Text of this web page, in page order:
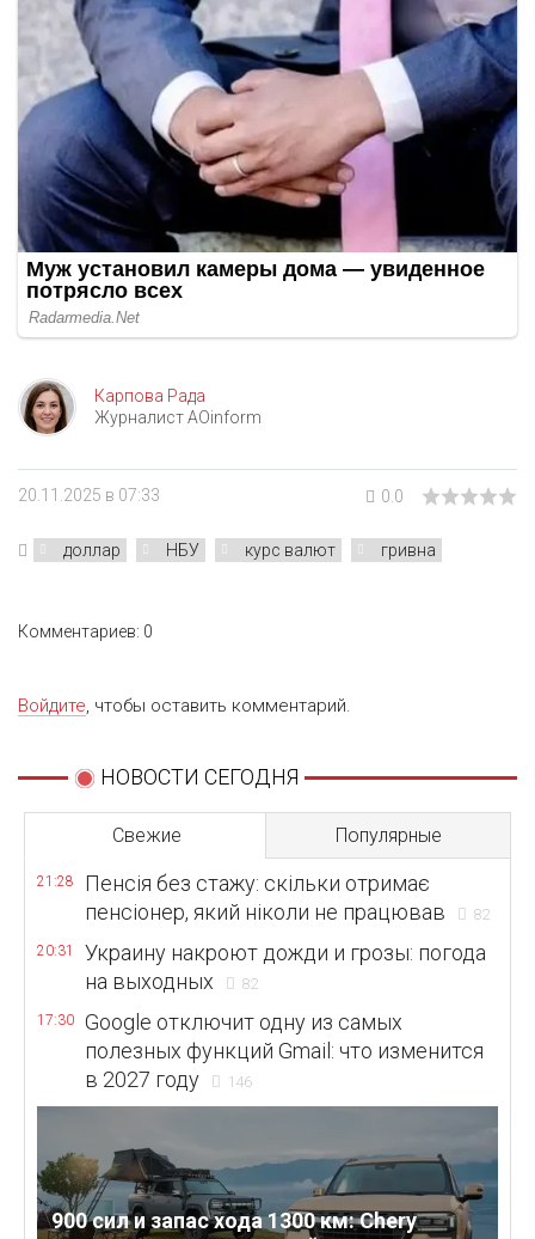
Карпова Рада
Журналист AOinform
20.11.2025 в 07:33 0.0
доллар НБУ курс валют гривна
Комментариев: 0
Войдите, чтобы оставить комментарий.
НОВОСТИ СЕГОДНЯ
Свежие Популярные
21:28
Пенсія без стажу: скільки отримає
пенсіонер, який ніколи не працював
82
20:31
Украину накроют дожди и грозы: погода
на выходных
82
17:30
Google отключит одну из самых
полезных функций Gmail: что изменится
в 2027 году
146
900 сил и запас хода 1300 км: Chery